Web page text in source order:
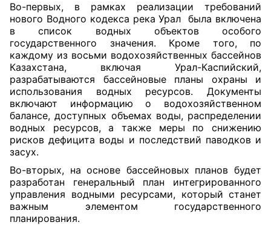
Во-первых, в рамках реализации требований
нового Водного кодекса река Урал была включена
в список водных объектов особого
государственного значения. Кроме того, по
каждому из восьми водохозяйственных бассейнов
Казахстана, включая Урал-Каспийский,
разрабатываются бассейновые планы охраны и
использования водных ресурсов. Документы
включают информацию о водохозяйственном
балансе, доступных объемах воды, распределении
водных ресурсов, а также меры по снижению
рисков дефицита воды и последствий паводков и
засух.
Во-вторых, на основе бассейновых планов будет
разработан генеральный план интегрированного
управления водными ресурсами, который станет
важным элементом государственного
планирования.